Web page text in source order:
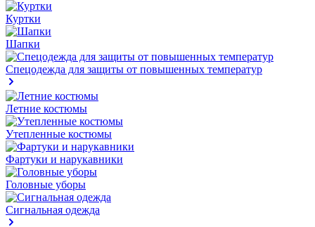
Куртки
Шапки
Спецодежда для защиты от повышенных температур
Летние костюмы
Утепленные костюмы
Фартуки и нарукавники
Головные уборы
Сигнальная одежда